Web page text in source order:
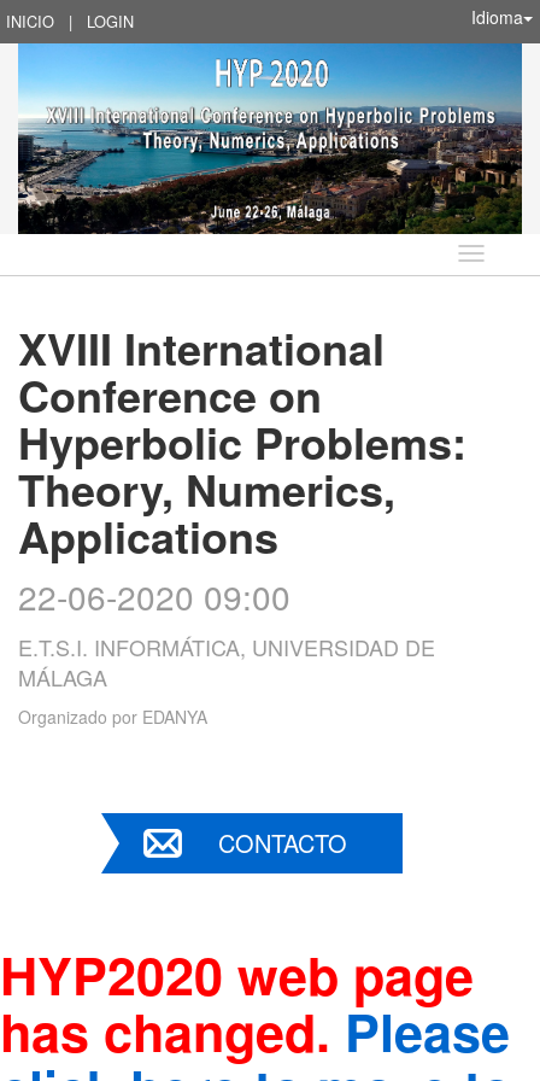
INICIO | LOGIN Idioma
Idioma
XVIII International
Conference on
Hyperbolic Problems:
Theory, Numerics,
Applications
22-06-2020 09:00
E.T.S.I. INFORMÁTICA, UNIVERSIDAD DE
MÁLAGA
Organizado por EDANYA
CONTACTO
HYP2020 web page
has changed. Please